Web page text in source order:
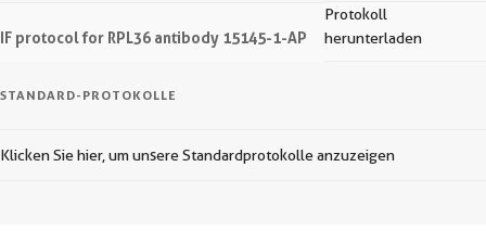
IF protocol for RPL36 antibody 15145-1-AP
Protokoll
herunterladen
STANDARD-PROTOKOLLE
Klicken Sie hier, um unsere Standardprotokolle anzuzeigen